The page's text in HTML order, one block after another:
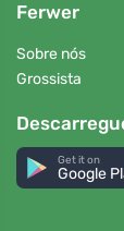
Ferwer
Sobre nós
Grossista
Get it on
Google